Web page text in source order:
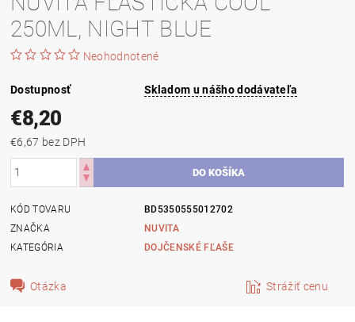
250ML, NIGHT BLUE
Neohodnotené
Dostupnosť Skladom u nášho dodávateľa
€8,20
€6,67 bez DPH
KÓD TOVARU
BD5350555012702
ZNAČKA
NUVITA
KATEGÓRIA
DOJČENSKÉ FĽAŠE
Otázka Strážiť cenu